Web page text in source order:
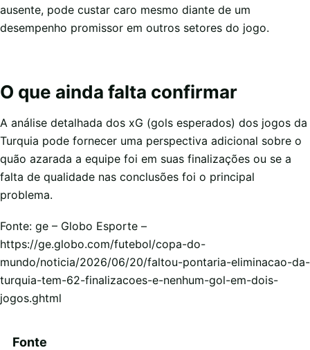
ausente, pode custar caro mesmo diante de um
desempenho promissor em outros setores do jogo.
O que ainda falta confirmar
A análise detalhada dos xG (gols esperados) dos jogos da
Turquia pode fornecer uma perspectiva adicional sobre o
quão azarada a equipe foi em suas finalizações ou se a
falta de qualidade nas conclusões foi o principal
problema.
Fonte: ge – Globo Esporte –
https://ge.globo.com/futebol/copa-do-
mundo/noticia/2026/06/20/faltou-pontaria-eliminacao-da-
turquia-tem-62-finalizacoes-e-nenhum-gol-em-dois-
jogos.ghtml
Fonte